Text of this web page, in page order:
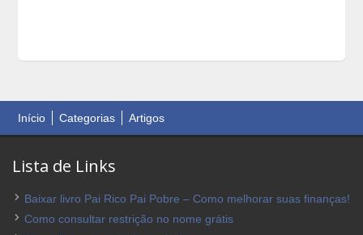
Início Categorias Artigos
Lista de Links
Baixar livro Pai Rico Pai Pobre – Como melhorar suas finanças!
Como consultar restrição no nome grátis